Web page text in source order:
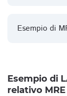
Esempio di
Esempio di
relativo MRE